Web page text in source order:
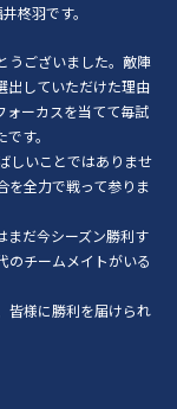
柊羽です。
うございました。敵陣
出していただけた理由
ォーカスを当てて毎試
す。
しいことではありませ
を全力で戦って参りま
まだ今シーズン勝利す
のチームメイトがいる
皆様に勝利を届けられ